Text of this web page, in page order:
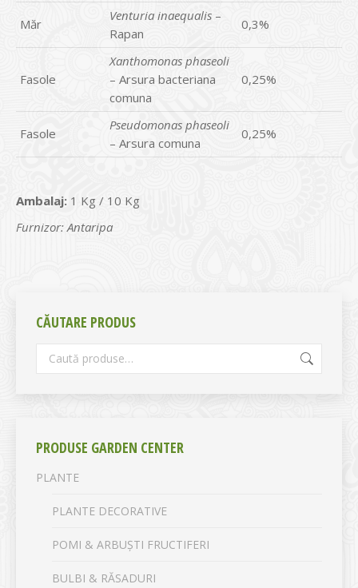
Măr
Venturia inaequalis –
Rapan
0,3%
Fasole
Xanthomonas phaseoli
– Arsura bacteriana
comuna
0,25%
Fasole
Pseudomonas phaseoli
– Arsura comuna
0,25%
Ambalaj: 1 Kg / 10 Kg
Furnizor: Antaripa
CĂUTARE PRODUS
PRODUSE GARDEN CENTER
PLANTE
PLANTE DECORATIVE
POMI & ARBUȘTI FRUCTIFERI
BULBI & RĂSADURI